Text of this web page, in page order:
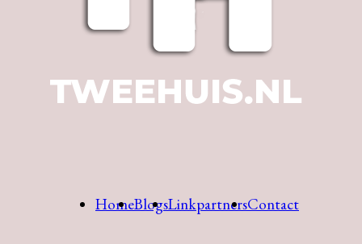
HomeBlogsLinkpartnersContact